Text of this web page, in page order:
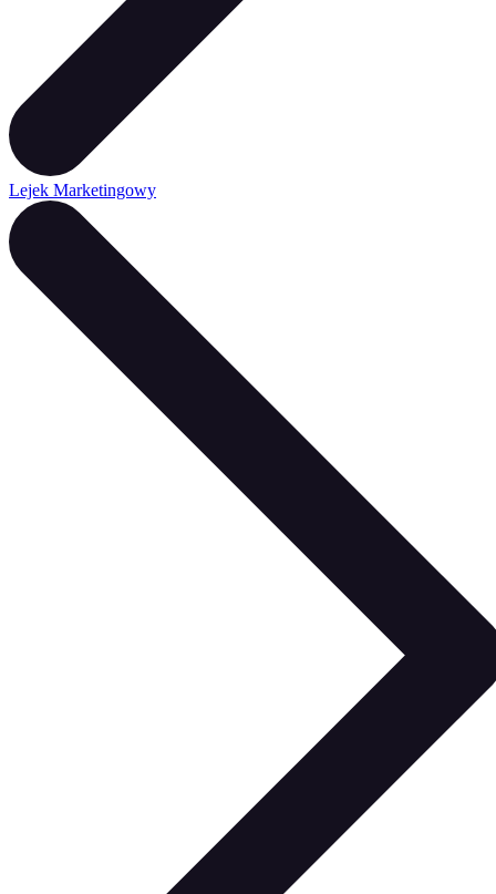
Lejek Marketingowy